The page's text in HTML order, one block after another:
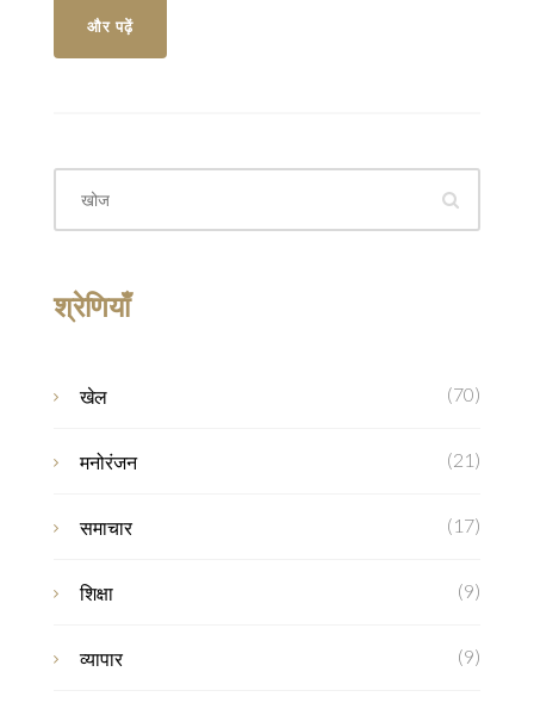
और पढ़ें
श्रेणियाँ
खेल (70)
मनोरंजन (21)
समाचार (17)
शिक्षा (9)
व्यापार (9)